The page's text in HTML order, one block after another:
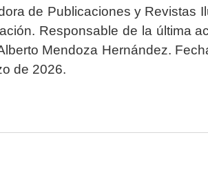
de Publicaciones y Revistas
Responsable de la última
Mendoza Hernández.
de 2026.